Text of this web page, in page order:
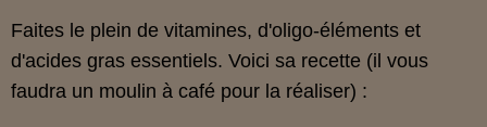
Faites le plein de vitamines, d'oligo-éléments et
d'acides gras essentiels. Voici sa recette (il vous
faudra un moulin à café pour la réaliser) :